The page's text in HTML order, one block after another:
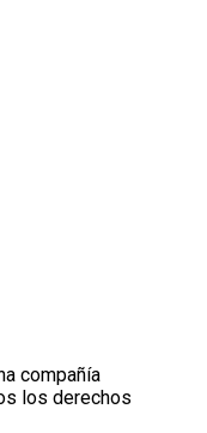
compañía
los derechos